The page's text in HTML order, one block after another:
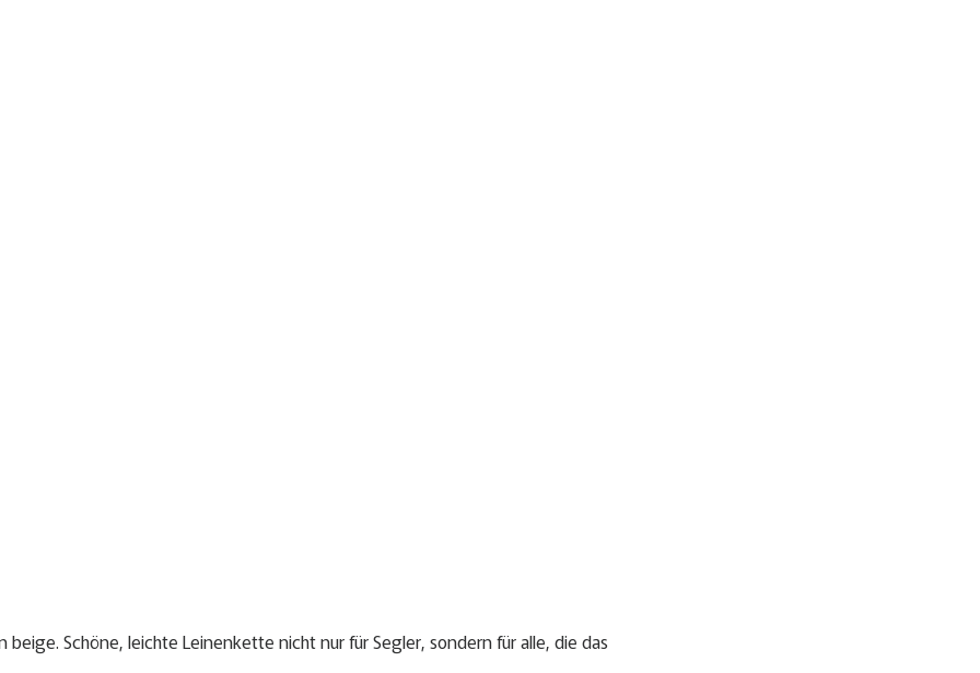
Schöne, leichte Leinenkette nicht nur für Segler, sondern für alle, die das